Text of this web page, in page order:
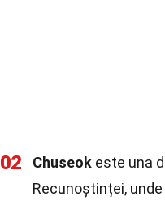
02 Chuseok este una
Recunoștinței,